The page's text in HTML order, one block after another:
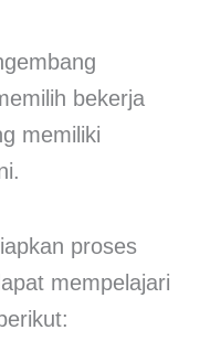
bekerja
memiliki
proses
mempelajari